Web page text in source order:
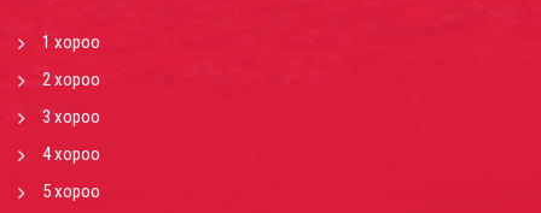
1 хороо
2 хороо
3 хороо
4 хороо
5 хороо